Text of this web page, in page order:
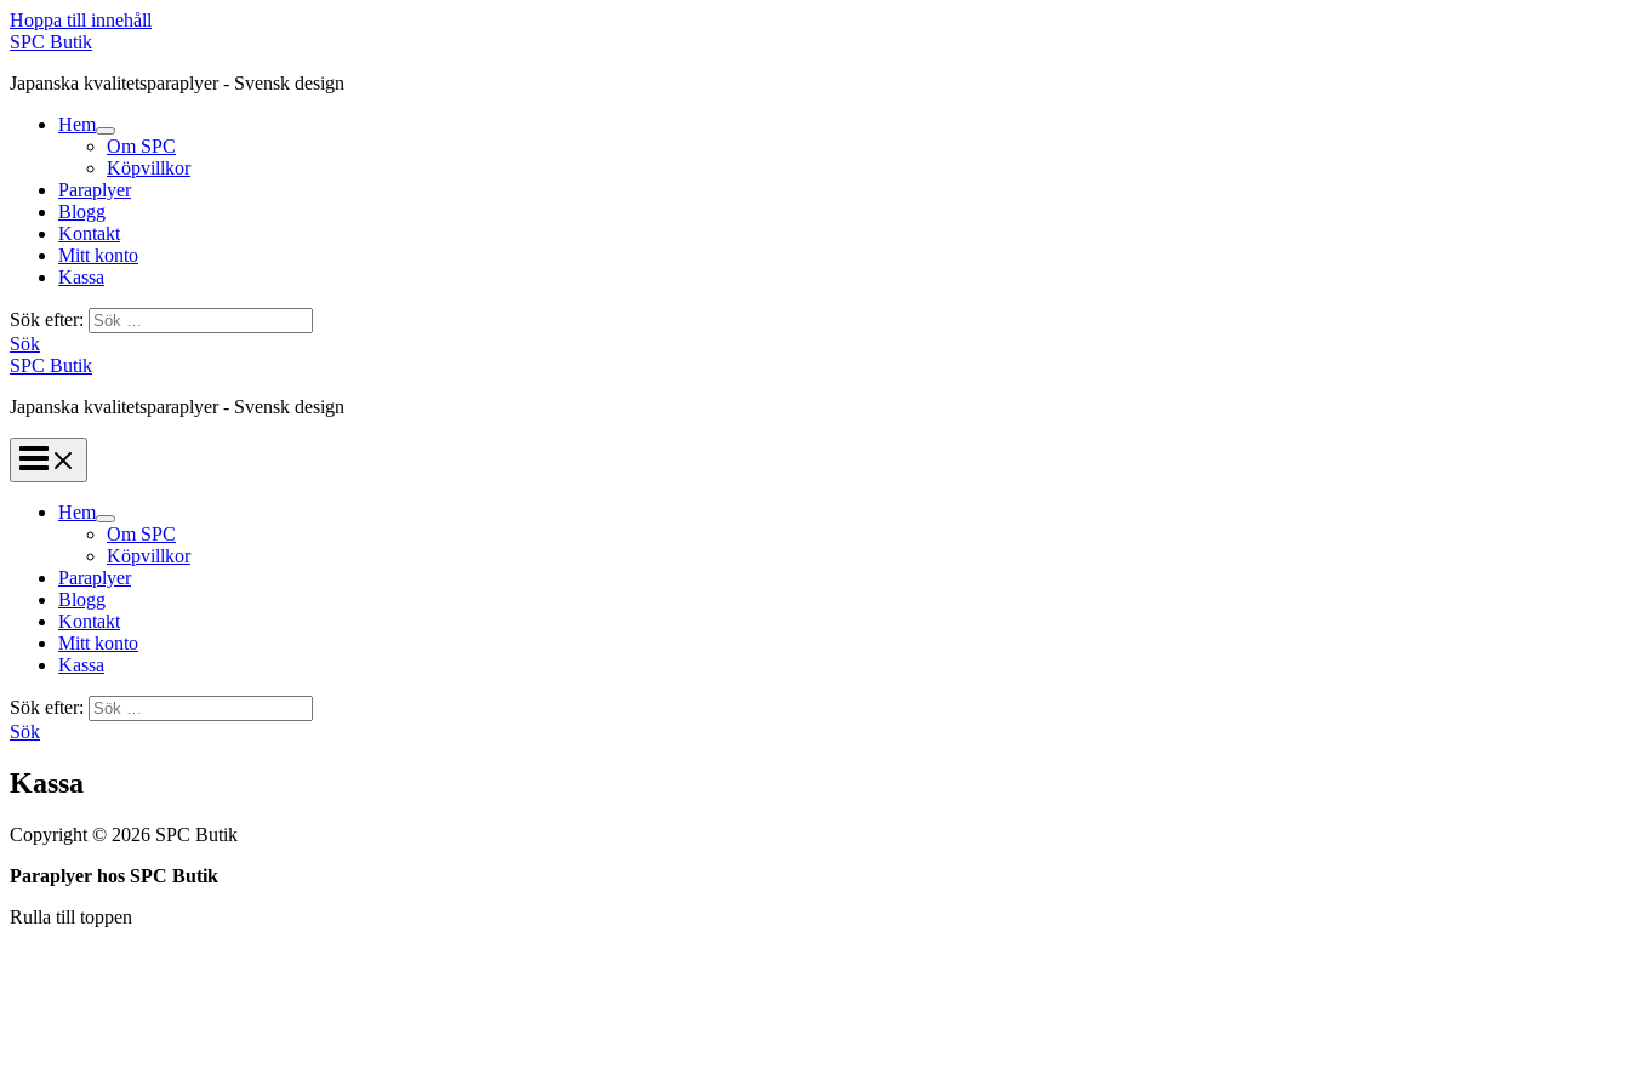
Hoppa till innehåll
SPC Butik
Japanska kvalitetsparaplyer - Svensk design
Hem
Om SPC
Köpvillkor
Paraplyer
Blogg
Kontakt
Mitt konto
Kassa
Sök efter:
Sök
SPC Butik
Japanska kvalitetsparaplyer - Svensk design
Hem
Om SPC
Köpvillkor
Paraplyer
Blogg
Kontakt
Mitt konto
Kassa
Sök efter:
Sök
Kassa
Copyright © 2026 SPC Butik
Paraplyer hos SPC Butik
Rulla till toppen